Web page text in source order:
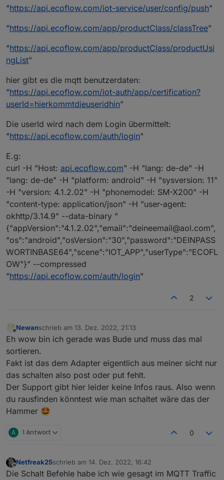
"https://api.ecoflow.com/iot-service/user/config/push"
"https://api.ecoflow.com/app/productClass/classTree"
"https://api.ecoflow.com/app/productClass/productUsi
ngList"
hier gibt es die mqtt benutzerdaten:
"https://api.ecoflow.com/iot-auth/app/certification?
userId=hierkommtdieuseridhin"
Die userId wird nach dem Login übermittelt:
"https://api.ecoflow.com/auth/login"
E.g:
curl -H "Host: api.ecoflow.com" -H "lang: de-de" -H
"lang: de-de" -H "platform: android" -H "sysversion: 11"
-H "version: 4.1.2.02" -H "phonemodel: SM-X200" -H
"content-type: application/json" -H "user-agent:
okhttp/3.14.9" --data-binary "
{"appVersion":"4.1.2.02","email":"deineemail@aol.com",
"os":"android","osVersion":"30","password":"DEINPASS
WORTINBASE64","scene":"IOT_APP","userType":"ECOFL
OW"}" --compressed
"https://api.ecoflow.com/auth/login"
2
Newanschrieb am 13. Dez. 2022, 21:13
zuletzt editiert von
Eh wow bin ich gerade was Bude und muss das mal
sortieren.
Fakt ist das dem Adapter eigentlich aus meiner sicht nur
das schalten also post oder put fehlt.
Der Support gibt hier leider keine Infos raus. Also wenn
du rausfinden könntest wie man schaltet wäre das der
Hammer 🤩
A 1 Antwort 0
Offline
Netfreak25schrieb am 14. Dez. 2022, 16:42
zuletzt editiert von
Die Schalt Befehle habe ich wie gesagt im MQTT Traffic